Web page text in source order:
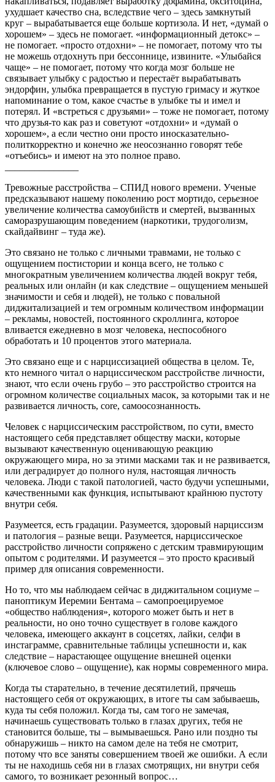
ухудшает качество сна, вследствие чего – здесь замкнутый
круг – вырабатывается еще больше кортизола. И нет, «думай о
хорошем» – здесь не помогает. «информационный детокс» –
не помогает. «просто отдохни» – не помогает, потому что ты
не можешь отдохнуть при бессоннице, извините. «Улыбайся
чаще» – не помогает, потому что когда мозг больше не
связывает улыбку с радостью и перестаёт вырабатывать
эндорфин, улыбка превращается в пустую гримасу и жуткое
напоминание о том, какое счастье в улыбке ты и имел и
потерял. И «встреться с друзьями» – тоже не помогает, потому
что друзья-то как раз и советуют «отдохни» и «думай о
хорошем», а если честно они просто иносказательно-
политкорректно и конечно же неосознанно говорят тебе
«отъебись» и имеют на это полное право.
Тревожные расстройства – СПИД нового времени. Ученые
предсказывают нашему поколению рост мортидо, серьезное
увеличение количества самоубийств и смертей, вызванных
саморазрушающим поведением (наркотики, трудоголизм,
скайдайвинг – туда же).
Это связано не только с личными травмами, не только с
ощущением постистории и конца всего, не только с
многократным увеличением количества людей вокруг тебя,
реальных или онлайн (и как следствие – ощущением меньшей
значимости и себя и людей), не только с повальной
диджитализацией и тем огромным количеством информации
– рекламы, новостей, постоянного скроллинга, которое
вливается ежедневно в мозг человека, неспособного
обработать и 10 процентов этого материала.
Это связано еще и с нарциссизацией общества в целом. Те,
кто немного читал о нарциссическом расстройстве личности,
знают, что если очень грубо – это расстройство строится на
огромном количестве социальных масок, за которыми так и не
развивается личность, core, самоосознанность.
Человек с нарциссическим расстройством, по сути, вместо
настоящего себя представляет обществу маски, которые
вызывают качественную оценивающую реакцию
окружающего мира, но за этими масками так и не развивается,
или деградирует до полного нуля, настоящая личность
человека. Люди с такой патологией, часто будучи успешными,
качественными как функция, испытывают крайнюю пустоту
внутри себя.
Разумеется, есть градации. Разумеется, здоровый нарциссизм
и патология – разные вещи. Разумеется, нарциссическое
расстройство личности сопряжено с детским травмирующим
опытом с родителями. И разумеется – это просто красивый
пример для описания современности.
Но то, что мы наблюдаем сейчас в диджитальном социуме –
паноптикум Иеремии Бентама – самопроецируемое
«общество наблюдения», которого может быть и нет в
реальности, но оно точно существует в голове каждого
человека, имеющего аккаунт в соцсетях, лайки, селфи в
инстаграмме, сравнительные таблицы успешности и, как
следствие – нарастающее ощущение внешней оценки
(ключевое слово – ощущение), как нормы современного мира.
Когда ты старательно, в течение десятилетий, прячешь
настоящего себя от окружающих, в итоге ты сам забываешь,
куда ты себя положил. Когда ты, сам того не замечая,
начинаешь существовать только в глазах других, тебя не
становится больше, ты – вымываешься. Рано или поздно ты
обнаружишь – никто на самом деле на тебя не смотрит,
потому что все заняты совершением твоей же ошибки. А если
ты не находишь себя ни в глазах смотрящих, ни внутри себя
самого, то возникает резонный вопрос…